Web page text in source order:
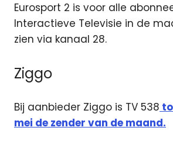
Eurosport 2 is voor alle
Interactieve Televisie in de
zien via kanaal 28.
Ziggo
Bij aanbieder Ziggo is TV 538
mei de zender van de maand.